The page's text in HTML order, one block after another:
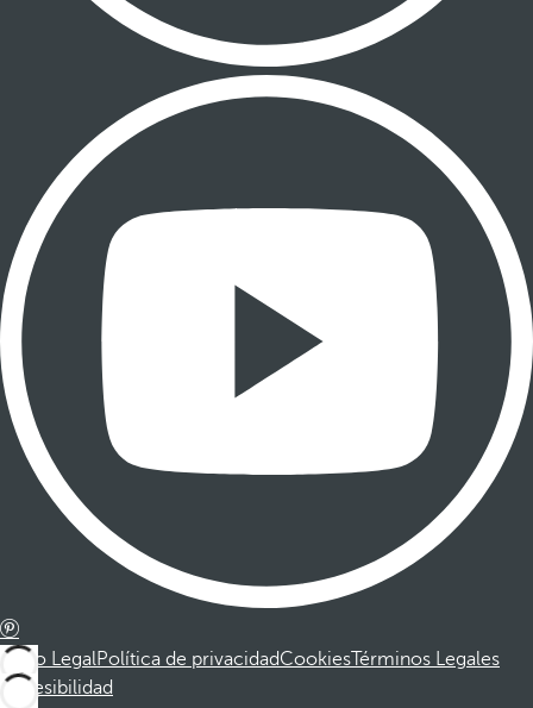
Aviso LegalPolítica de privacidadCookiesTérminos Legales
Accesibilidad